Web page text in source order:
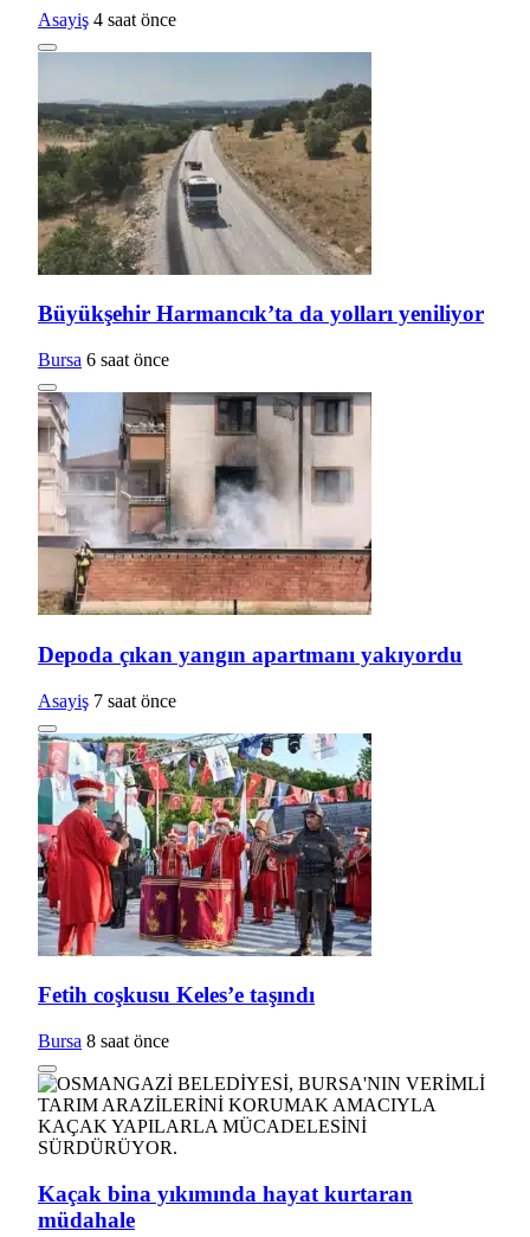
Asayiş 4 saat önce
Büyükşehir Harmancık’ta da yolları yeniliyor
Bursa 6 saat önce
Depoda çıkan yangın apartmanı yakıyordu
Asayiş 7 saat önce
Fetih coşkusu Keles’e taşındı
Bursa 8 saat önce
Kaçak bina yıkımında hayat kurtaran
müdahale